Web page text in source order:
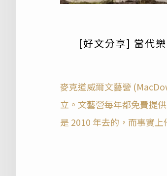
[好文分享] 當代
麥克道威爾文藝營
立。文藝營每年都免費提
是 2010 年去的，而事實